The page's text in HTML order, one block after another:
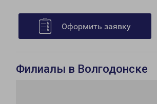
Оформить заявку
Филиалы в Волгодонске